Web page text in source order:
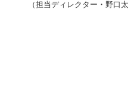
（担当ディレクター・野口